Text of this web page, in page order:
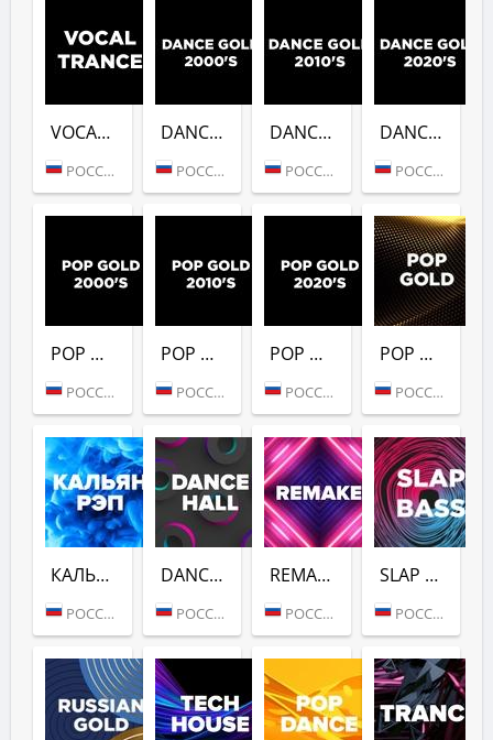
VOCAL TRANCE (DFM)
РОССИЯ (МОСКВА)
DANCE GOLD 2000S (DFM)
РОССИЯ (МОСКВА)
DANCE GOLD 2010S (DFM)
РОССИЯ (МОСКВА)
DANCE GOLD 2020S (DFM)
РОССИЯ (МОСКВА)
POP GOLD 2000S (DFM)
РОССИЯ (МОСКВА)
POP GOLD 2010S (DFM)
РОССИЯ (МОСКВА)
POP GOLD 2020S (DFM)
РОССИЯ (МОСКВА)
POP GOLD 1990S (DFM)
РОССИЯ (МОСКВА)
КАЛЬЯН РЭП (DFM)
РОССИЯ (МОСКВА)
DANCE HALL (DFM)
РОССИЯ (МОСКВА)
REMAKE (DFM)
РОССИЯ (МОСКВА)
SLAP BASS (DFM)
РОССИЯ (МОСКВА)